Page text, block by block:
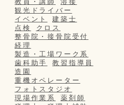
観光ドライバー
イベント
建築士
点検
クロス
整骨院・接骨院受付
経理
製造・工場ワーク系
歯科助手
教習指導員
造園
重機オペレーター
フォトスタジオ
現場作業系
薬剤師